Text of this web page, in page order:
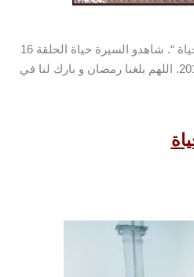
يقدم الداعية عمرو خالد هذه السنة في رمضان 2018 برنامجا جديدا تحت عنوان ” السيرة حياة “. شاهدو السيرة حياة الحلقة 16
للداعية عمرو خالد بالفيديو بأحسن جودة و جميع الحلقات في كل ليلة من ليالي رمضان 2018. اللهم بلغنا رمضان و بارك لنا في